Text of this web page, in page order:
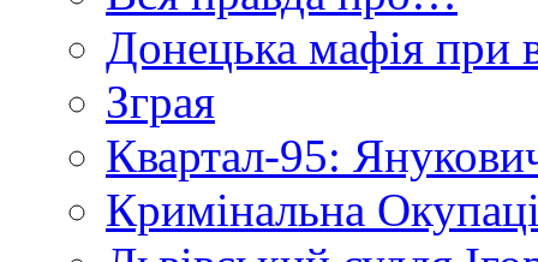
Донецька мафія при
Зграя
Квартал-95:
Кримінальна